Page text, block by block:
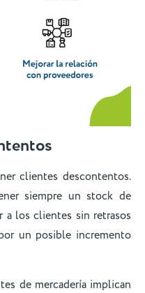
clientes descontentos.
siempre un stock de
a los clientes sin retrasos
un posible incremento
de mercadería implican